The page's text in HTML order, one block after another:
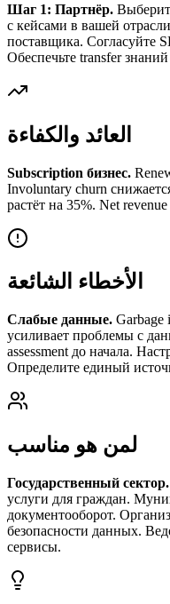
Шаг 1: Партнёр.
с кейсами в вашей
поставщика. Согласуйте
Обеспечьте transfer
العائد والكفاءة
Subscription бизнес.
Involuntary churn
растёт на 35%. Net
الأخطاء الشائعة
Слабые данные.
усиливает проблемы с
assessment до начала.
Определите единый
لمن هو مناسب
Государственный сектор.
услуги для граждан.
документооборот.
безопасности данных.
сервисы.